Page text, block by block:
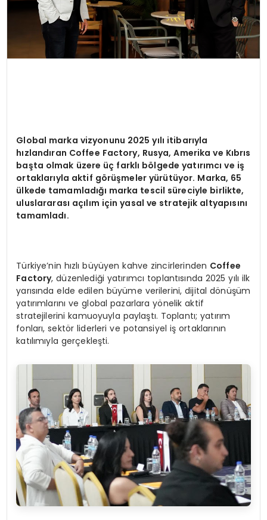
Global marka vizyonunu 2025 yılı itibarıyla
hızlandıran Coffee Factory, Rusya, Amerika ve Kıbrıs
başta olmak üzere üç farklı bölgede yatırımcı ve iş
ortaklarıyla aktif görüşmeler yürütüyor. Marka, 65
ülkede tamamladığı marka tescil süreciyle birlikte,
uluslararası açılım için yasal ve stratejik altyapısını
tamamladı.
Türkiye’nin hızlı büyüyen kahve zincirlerinden Coffee
Factory, düzenlediği yatırımcı toplantısında 2025 yılı ilk
yarısında elde edilen büyüme verilerini, dijital dönüşüm
yatırımlarını ve global pazarlara yönelik aktif
stratejilerini kamuoyuyla paylaştı. Toplantı; yatırım
fonları, sektör liderleri ve potansiyel iş ortaklarının
katılımıyla gerçekleşti.